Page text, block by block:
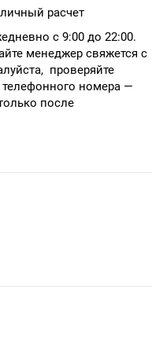
расчет
с 9:00 до 22:00.
менеджер свяжется с
проверяйте
телефонного номера —
после